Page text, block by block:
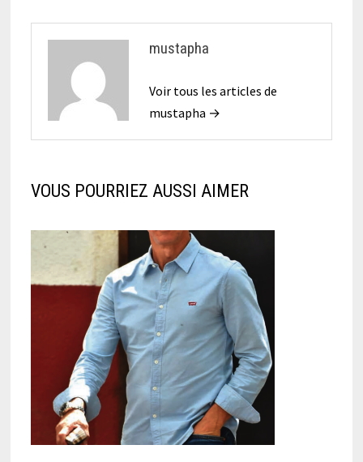
mustapha
Voir tous les articles de
mustapha →
VOUS POURRIEZ AUSSI AIMER